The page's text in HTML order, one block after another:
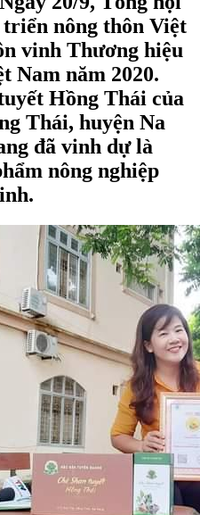
nông thôn Việt
vinh Thương hiệu
Nam năm 2020.
Hồng Thái của
Thái, huyện Na
đã vinh dự là
nông nghiệp